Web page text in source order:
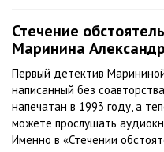
Стечение
Маринина
Первый детектив
написанный без
напечатан в 1993 году, а
можете прослушать
Именно в «Стечении